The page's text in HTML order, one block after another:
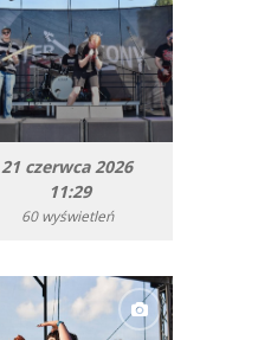
21 czerwca 2026
11:29
60 wyświetleń